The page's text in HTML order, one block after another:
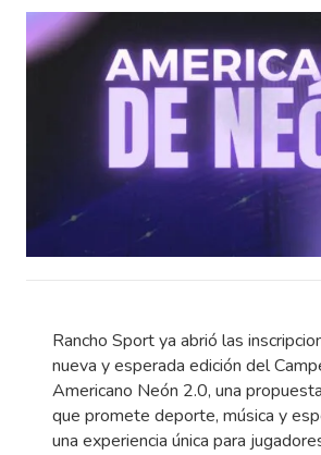
Rancho Sport ya abrió las
nueva y esperada edición del
Americano Neón 2.0, una
que promete deporte, música y
una experiencia única para